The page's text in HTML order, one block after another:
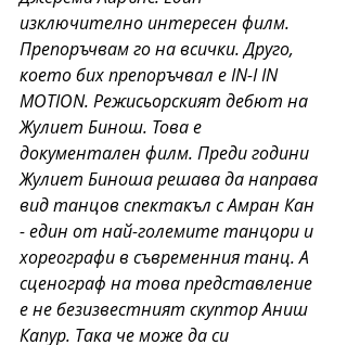
изключително интересен филм.
Препоръчвам го на всички. Друго,
което бих препоръчвал е IN-I IN
MOTION. Режисьорският дебют на
Жулиет Бинош. Това е
документален филм. Преди години
Жулиет Биноша решава да направа
вид танцов спектакъл с Амран Кан
- един от най-големите танцори и
хореографи в съвременния танц. А
сценограф на това представление
е не безизвестният скуптор Аниш
Капур. Така че може да си